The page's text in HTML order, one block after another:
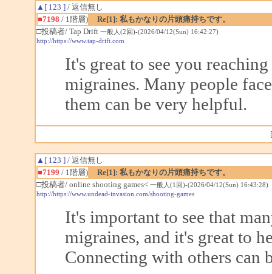
▲[ 123 ]/ 返信無し
■7198 / 1階層)
Re[1]: 私もかなりの片頭痛持ちです。
□投稿者/ Tap Drift 一般人(2回)-(2026/04/12(Sun) 16:42:27)
http://https://www.tap-drift.com
It's great to see you
migraines. Many people
them can be very helpful.
▲[ 123 ]/ 返信無し
■7199 / 1階層)
Re[1]: 私もかなりの片頭痛持ちです。
□投稿者/ online shooting games< 一般人(1回)-(2026/04/12(Sun) 16:43:28)
http://https://www.undead-invasion.com/shooting-games
It's important to see that
migraines, and it's great to
Connecting with others can